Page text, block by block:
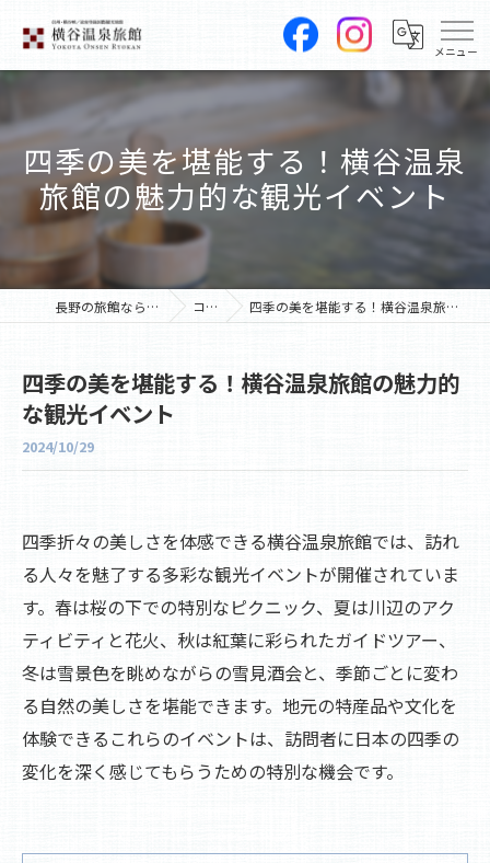
四季の美を堪能する！横谷温泉
旅館の魅力的な観光イベント
長野の旅館なら横谷温泉旅館 コラム 四季の美を堪能する！横谷温泉旅館の魅力的な観光イベント
四季の美を堪能する！横谷温泉旅館の魅力的
な観光イベント
2024/10/29
四季折々の美しさを体感できる横谷温泉旅館では、訪れ
る人々を魅了する多彩な観光イベントが開催されていま
す。春は桜の下での特別なピクニック、夏は川辺のアク
ティビティと花火、秋は紅葉に彩られたガイドツアー、
冬は雪景色を眺めながらの雪見酒会と、季節ごとに変わ
る自然の美しさを堪能できます。地元の特産品や文化を
体験できるこれらのイベントは、訪問者に日本の四季の
変化を深く感じてもらうための特別な機会です。